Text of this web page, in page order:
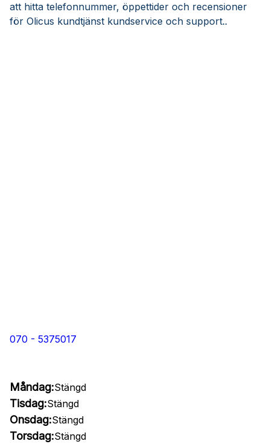
att hitta telefonnummer, öppettider och recensioner
för Olicus kundtjänst kundservice och support..
070 - 5375017
Måndag:Stängd
Tisdag:Stängd
Onsdag:Stängd
Torsdag:Stängd